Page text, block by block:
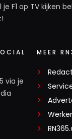
F1 op TV kijken
via je
MEER